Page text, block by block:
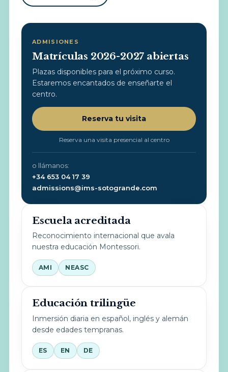
ADMISIONES
Matrículas 2026-2027 abiertas
Plazas disponibles para el próximo curso.
Estaremos encantados de enseñarte el
centro.
Reserva tu visita
Reserva una visita presencial al centro
o llámanos:
+34 653 04 17 39
admissions@ims-sotogrande.com
Escuela acreditada
Reconocimiento internacional que avala
nuestra educación Montessori.
AMI NEASC
Educación trilingüe
Inmersión diaria en español, inglés y alemán
desde edades tempranas.
ES EN DE